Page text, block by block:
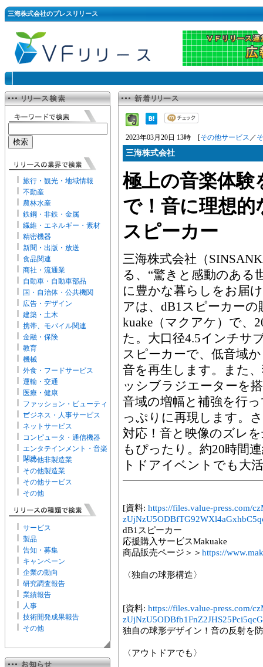
三海株式会社のプレスリリース
旅行・観光・地域情報
不動産
農林水産
鉄鋼・非鉄・金属
繊維・エネルギー・素材
精密機器
新聞・出版・放送
食品関連
商社・流通業
自動車・自動車部品
国・自治体・公共機関
広告・デザイン
建築・土木
携帯、モバイル関連
金融・保険
教育
機械
外食・フードサービス
運輸・交通
医療・健康
ファッション・ビューティ
ー
ビジネス・人事サービス
ネットサービス
コンピュータ・通信機器
エンタテインメント・音楽
関連
その他非製造業
その他製造業
その他サービス
その他
サービス
製品
告知・募集
キャンペーン
企業の動向
研究調査報告
業績報告
人事
技術開発成果報告
その他
2023年03月20日 13時 [その他サービス ／
三海株式会社
極上の音楽体験
で！音に理想的
スピーカー
三海株式会社（
る、“驚きと感動のある
に豊かな暮らしをお届
アは、dB1スピーカー
kuake（マクアケ）で、
た。大口径4.5インチサ
スピーカーで、低音域
音を再生します。また
ッシブラジエーターを
音域の増幅と補強を行
っぷりに再現します。
対応！音と映像のズレ
もぴったり。約20時間
トドアイベントでも大
[資料: https://files.value-press.com/
dB1スピーカー
応援購入サービスMakuake
商品販売ページ＞＞ https://
〈独自の球形構造〉
[資料: https://files.value-press.com/
独自の球形デザイン！音の反射を
〈アウトドアでも〉